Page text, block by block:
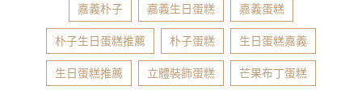
嘉義朴子 嘉義生日蛋糕 嘉義蛋糕
朴子生日蛋糕推薦 朴子蛋糕 生日蛋糕嘉義
生日蛋糕推薦 立體裝飾蛋糕 芒果布丁蛋糕